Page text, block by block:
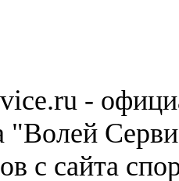
-
"Волей
с сайта